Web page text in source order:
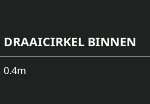
DRAAICIRKEL BINNEN
0.4m